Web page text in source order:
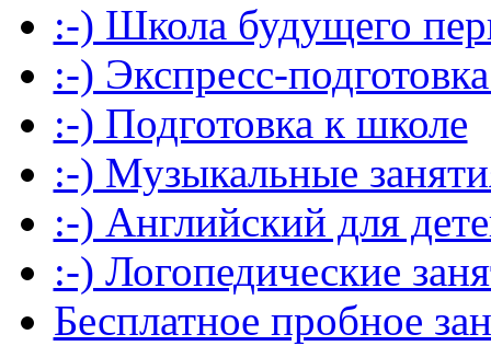
:-) Школа будущего
:-) Экспресс-
:-) Подготовка к школе
:-) Музыкальные
:-) Английский для
:-) Логопедические
Бесплатное пробное